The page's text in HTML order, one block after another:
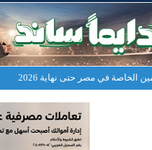
الخاصة في مصر حتى نهاية 2026